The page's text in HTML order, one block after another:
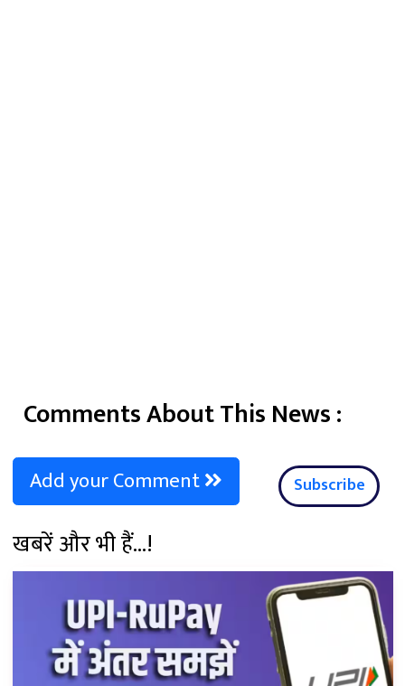
Comments About This News :
Add your Comment Subscribe
खबरें और भी हैं...!